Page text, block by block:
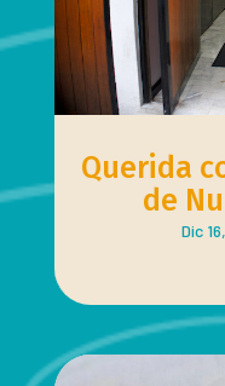
Querida
de
Dic